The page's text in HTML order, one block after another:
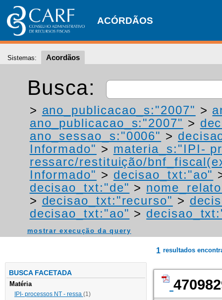
ACÓRDÃOS
Sistemas: Acordãos
Busca:
> ano_publicacao_s:"2007" >
ano_publicacao_s:"2007" >
ano_sessao_s:"0006" >
Informado" > materia_s:"IPI-
ressarc/restituição/
Informado" > decisao_txt:"ao"
decisao_txt:"de" >
> decisao_txt:"recurso" >
decisao_txt:"ao" >
mostrar execução da query
BUSCA FACETADA
Matéria
IPI- processos NT - ressa (1)
1 resultados